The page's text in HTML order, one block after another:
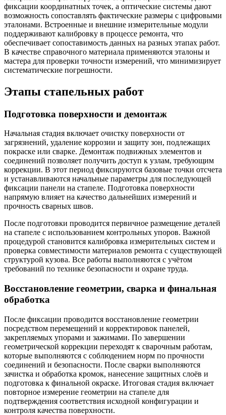
фиксации координатных точек, а оптические системы дают
возможность сопоставлять фактические размеры с цифровыми
эталонами. Встроенные и внешние измерительные модули
поддерживают калибровку в процессе ремонта, что
обеспечивает сопоставимость данных на разных этапах работ.
В качестве справочного материала применяются эталоны и
мастера для проверки точности измерений, что минимизирует
систематические погрешности.
Этапы стапельных работ
Подготовка поверхности и демонтаж
Начальная стадия включает очистку поверхности от
загрязнений, удаление коррозии и защиту зон, подлежащих
покраске или сварке. Демонтаж подвижных элементов и
соединений позволяет получить доступ к узлам, требующим
коррекции. В этот период фиксируются базовые точки отсчета
и устанавливаются начальные параметры для последующей
фиксации панели на стапеле. Подготовка поверхности
напрямую влияет на качество дальнейших измерений и
прочность сварных швов.
После подготовки проводится первичное размещение деталей
на стапеле с использованием контрольных упоров. Важной
процедурой становится калибровка измерительных систем и
проверка совместимости материалов ремонта с существующей
структурой кузова. Все работы выполняются с учётом
требований по технике безопасности и охране труда.
Восстановление геометрии, сварка и финальная
обработка
После фиксации проводится восстановление геометрии
посредством перемещений и корректировок панелей,
закрепляемых упорами и зажимами. По завершении
геометрической коррекции переходят к сварочным работам,
которые выполняются с соблюдением норм по прочности
соединений и безопасности. После сварки выполняются
зачистка и обработка кромок, нанесение защитных слоёв и
подготовка к финальной окраске. Итоговая стадия включает
повторное измерение геометрии на стапеле для
подтверждения соответствия исходной конфигурации и
контроля качества поверхности.